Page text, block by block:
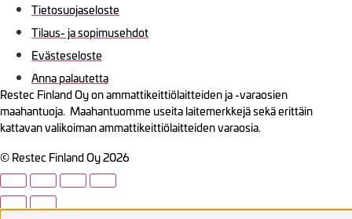
Tietosuojaseloste
Tilaus- ja sopimusehdot
Evästeseloste
Anna palautetta
Restec Finland Oy on ammattikeittiölaitteiden ja -varaosien
maahantuoja. Maahantuomme useita laitemerkkejä sekä erittäin
kattavan valikoiman ammattikeittiölaitteiden varaosia.
© Restec Finland Oy 2026